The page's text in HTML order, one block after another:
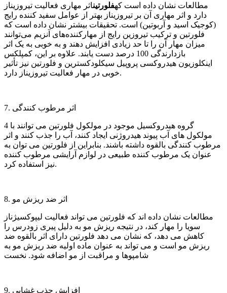
مطالعات نشان داده است کهفلورتیناثر مهاری فعالیت تیروزیناز
دارد و اثر مهاری آن بر تیروزیناز بهتر از عوامل سفید کننده رایج
(کوجیک اسید و آربوتین) است. تحقیقات بیشتر نشان داده است که
فلورتین و ترکیب تیروزین رایج از مهارکننده‌های آنزیم می‌توانند
میزان مهار آن را تا حد زیادی افزایش دهند و به خوبی به یک اثر
بازدارندگی 100 درصد دست یابند. علاوه بر این، کمپلکس
اینکلوزیون هیدروکسی پروپیل سیکلودکسترین و فلورتین نیز تأثیر
خوبی در مهار فعالیت تیروزیناز دارد.
7. اثر مرطوب کنندگی
4 گروه هیدروکسیل موجود در مولکول فلورتین می توانند با
مولکول های آب پیوند هیدروژنی ایجاد کنند، آب را جذب کنند و اثر
مرطوب کنندگی بالقوه داشته باشند. بنابراین از فلورتین می توان به
عنوان یک مرطوب کننده طبیعی در لوازم آرایشی مرطوب کننده
نیز استفاده کرد.
8. اثر ضد ریزش مو
مطالعات نشان داده اند که فلورتین می تواند فعالیت لیپوکسیژناز
سویا را مهار کند، در نتیجه ریزش مو به دلیل پیری زودرس را
کاهش می دهد، که نشان می دهد فلورتین دارای اثر بالقوه ضد
ریزش مو است و می تواند به عنوان ماده اولیه ضد ریزش مو به
شامپوها و مراقبت از مو اضافه شود. نخست
9. افزایش جذب غشایی